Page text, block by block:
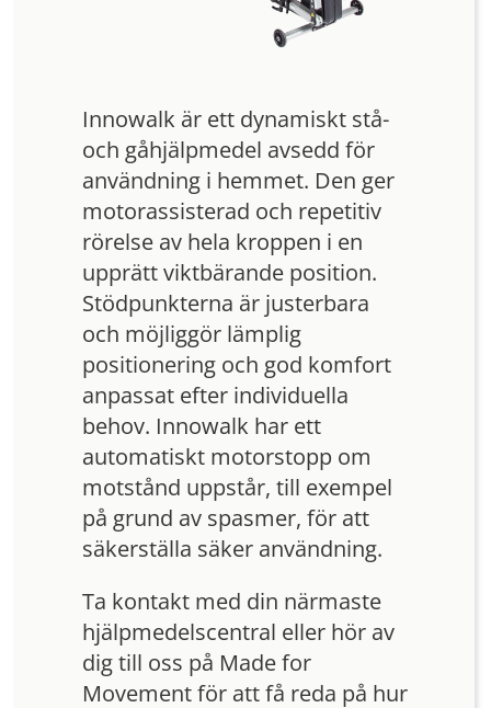
Innowalk är ett dynamiskt stå-
och gåhjälpmedel avsedd för
användning i hemmet. Den ger
motorassisterad och repetitiv
rörelse av hela kroppen i en
upprätt viktbärande position.
Stödpunkterna är justerbara
och möjliggör lämplig
positionering och god komfort
anpassat efter individuella
behov. Innowalk har ett
automatiskt motorstopp om
motstånd uppstår, till exempel
på grund av spasmer, för att
säkerställa säker användning.
Ta kontakt med din närmaste
hjälpmedelscentral eller hör av
dig till oss på Made for
Movement för att få reda på hur